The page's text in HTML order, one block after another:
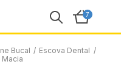
Bucal / Escova Dental /